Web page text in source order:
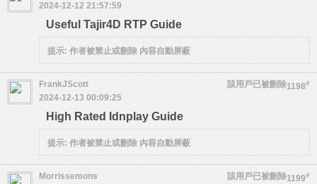
2024-12-12 21:57:59
Useful Tajir4D RTP Guide
提示: 作者被禁止或刪除 內容自動屏蔽
1198#
FrankJScott
該用戶已被刪除
2024-12-13 00:09:25
High Rated Idnplay Guide
提示: 作者被禁止或刪除 內容自動屏蔽
1199#
Morrissemons
該用戶已被刪除